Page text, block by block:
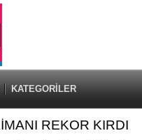
KATEGORİLER
REKOR KIRDI